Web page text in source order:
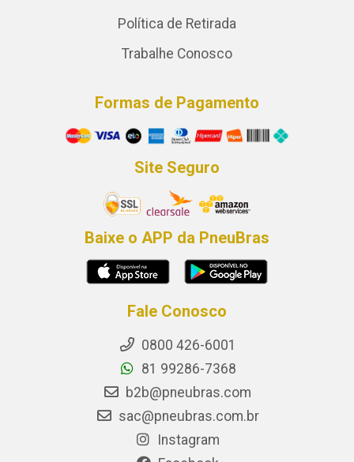
Política de Retirada
Trabalhe Conosco
Formas de Pagamento
Site Seguro
Baixe o APP da PneuBras
Fale Conosco
0800 426-6001
81 99286-7368
b2b@pneubras.com
sac@pneubras.com.br
Instagram